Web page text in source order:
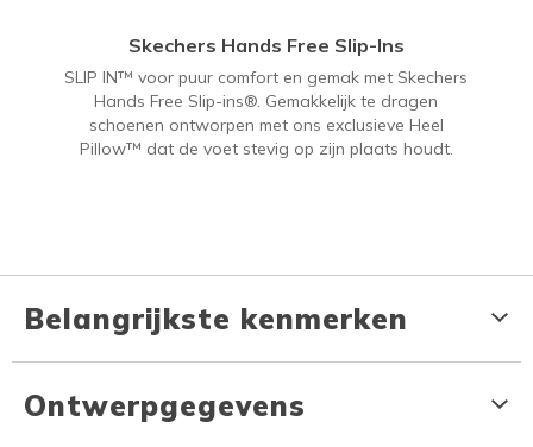
Skechers Hands Free Slip-Ins
SLIP IN™ voor puur comfort en gemak met Skechers
Hands Free Slip-ins®. Gemakkelijk te dragen
schoenen ontworpen met ons exclusieve Heel
Pillow™ dat de voet stevig op zijn plaats houdt.
Belangrijkste kenmerken
Ontwerpgegevens